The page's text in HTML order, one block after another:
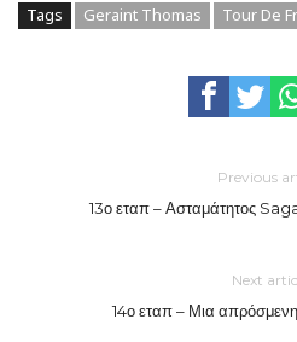
Tags Geraint Thomas Tour De
Previous
13ο εταπ – Ασταμάτητος
Next
14ο εταπ – Μια